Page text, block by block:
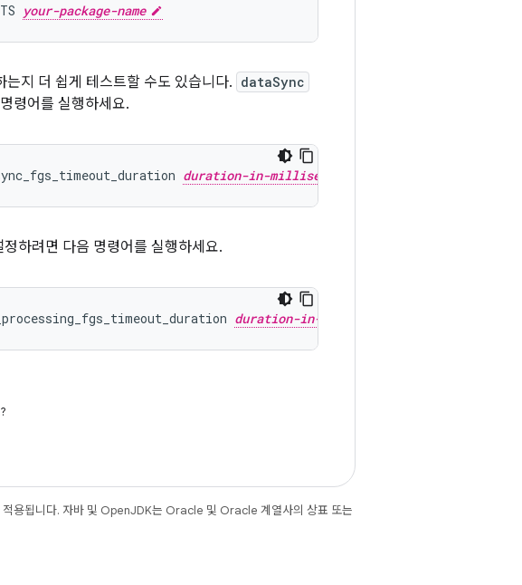
your-package-name
지 더 쉽게 테스트할 수도 있습니다. dataSync
명령어를 실행하세요.
duration-in-milliseconds
하려면 다음 명령어를 실행하세요.
duration-in-milliseconds
적용됩니다. 자바 및 OpenJDK는 Oracle 및 Oracle 계열사의 상표 또는